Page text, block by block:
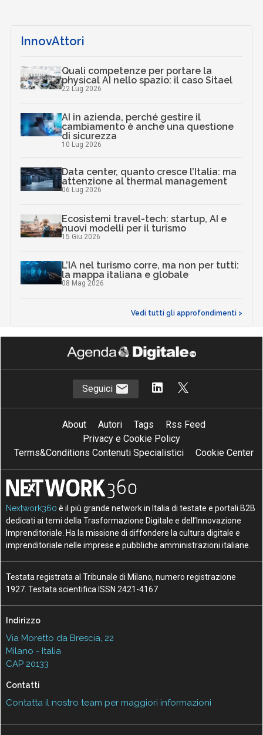
InnovAttori
Quali competenze per portare la
physical AI nello spazio: il caso Sitael
22 Lug 2026
AI in azienda, perché gestire il
cambiamento è anche una questione
di sicurezza
10 Lug 2026
Data center, quanto cresce l’Italia: ma
attenzione al thermal management
06 Lug 2026
Ecosistemi travel-tech: startup, AI e
nuovi modelli per il turismo
15 Giu 2026
L’IA nel turismo corre, ma non per tutti:
la mappa italiana e globale
08 Mag 2026
Vedi tutti gli approfondimenti >
Seguici
About Autori Tags
Rss Feed
Privacy e Cookie Policy
Terms&Conditions Contenuti Specialistici
Cookie Center
Nextwork360 è il più grande network in Italia di testate e portali B2B
dedicati ai temi della Trasformazione Digitale e dell’Innovazione
Imprenditoriale. Ha la missione di diffondere la cultura digitale e
imprenditoriale nelle imprese e pubbliche amministrazioni italiane.
Testata registrata al Tribunale di Milano, numero registrazione
1927. Testata scientifica ISSN 2421-4167
Indirizzo
Via Moretto da Brescia, 22
Milano - Italia
CAP 20133
Contatti
Contatta il nostro team per maggiori informazioni